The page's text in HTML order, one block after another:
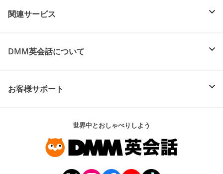
関連サービス
DMM英会話について
お客様サポート
世界中とおしゃべりしよう